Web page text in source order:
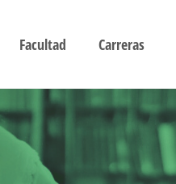
Facultad Carreras